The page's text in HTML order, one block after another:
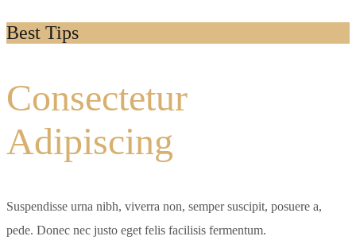
Best Tips
Consectetur
Adipiscing
Suspendisse urna nibh, viverra non, semper suscipit, posuere a,
pede. Donec nec justo eget felis facilisis fermentum.